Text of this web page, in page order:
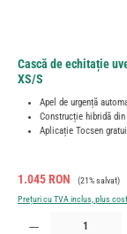
Cască de echitație
XS/S
Apel de urgență
Construcție hibridă
Aplicație Tocsen
Preț de vânzare:
1.045 RON Preț obișnuit:
(21% salvat)
Prețuri cu TVA inclus, plus
Cantitate produs: